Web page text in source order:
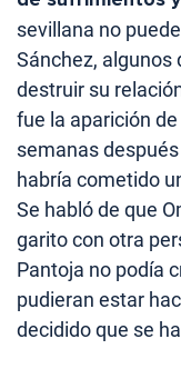
sevillana no
Sánchez,
destruir su
fue la aparición
semanas
habría cometido
Se habló de que
garito con otra
Pantoja no podía
pudieran estar
decidido que se